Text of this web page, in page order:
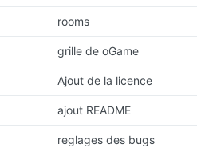
rooms
grille de oGame
Ajout de la licence
ajout README
reglages des bugs